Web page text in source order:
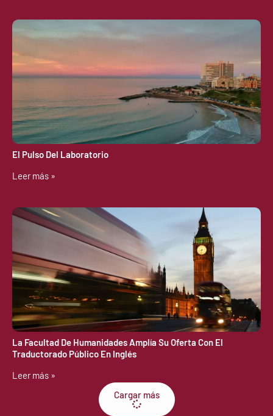
El Pulso Del Laboratorio
Leer más »
La Facultad De Humanidades Amplía Su Oferta Con El
Traductorado Público En Inglés
Leer más »
Cargar más